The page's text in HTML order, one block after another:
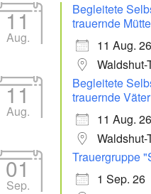
11
Aug.
Begleitete
trauernde
11 Aug. 26
11
Aug.
Begleitete
trauernde Väter
11 Aug. 26
01
Sep.
Trauergruppe
1 Sep. 26